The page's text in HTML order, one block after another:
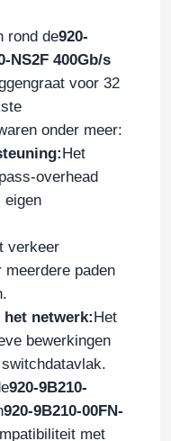
rond de920-
NS2F 400Gb/s
voor 32
onder meer:
Het
overhead
eigen
verkeer
paden
het netwerk:Het
bewerkingen
920-9B210-
920-9B210-00FN-
met